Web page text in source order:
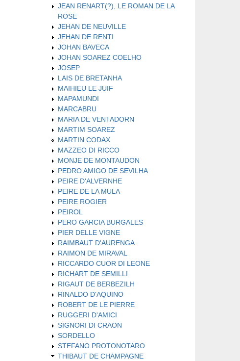
JEAN RENART(?), LE ROMAN DE LA
ROSE
JEHAN DE NEUVILLE
JEHAN DE RENTI
JOHAN BAVECA
JOHAN SOAREZ COELHO
JOSEP
LAIS DE BRETANHA
MAIHIEU LE JUIF
MAPAMUNDI
MARCABRU
MARIA DE VENTADORN
MARTIM SOAREZ
MARTIN CODAX
MAZZEO DI RICCO
MONJE DE MONTAUDON
PEDRO AMIGO DE SEVILHA
PEIRE D'ALVERNHE
PEIRE DE LA MULA
PEIRE ROGIER
PEIROL
PERO GARCIA BURGALES
PIER DELLE VIGNE
RAIMBAUT D'AURENGA
RAIMON DE MIRAVAL
RICCARDO CUOR DI LEONE
RICHART DE SEMILLI
RIGAUT DE BERBEZILH
RINALDO D'AQUINO
ROBERT DE LE PIERRE
RUGGERI D'AMICI
SIGNORI DI CRAON
SORDELLO
STEFANO PROTONOTARO
THIBAUT DE CHAMPAGNE